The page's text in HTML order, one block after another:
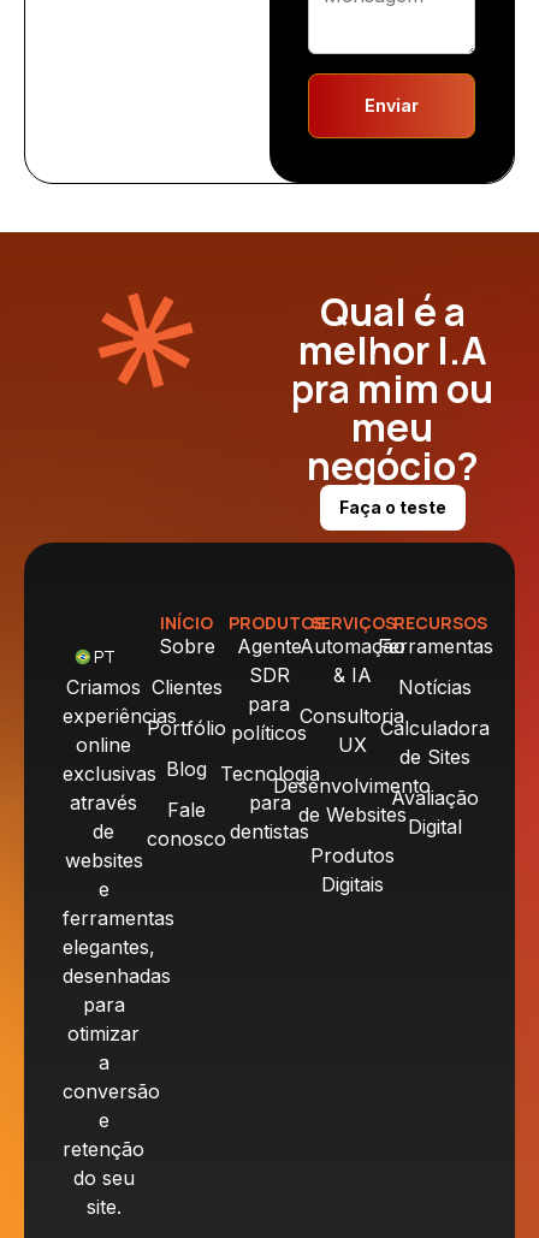
Enviar
Qual é a
melhor I.A
pra mim ou
meu
negócio?
Faça o teste
PT
Criamos
experiências
online
exclusivas
através
de
websites
e
ferramentas
elegantes,
desenhadas
para
otimizar
a
conversão
e
retenção
do seu
site.
INÍCIO
Sobre
Clientes
Portfólio
Blog
Fale
conosco
PRODUTOS
Agente
SDR
para
políticos
Tecnologia
para
dentistas
SERVIÇOS
Automação
& IA
Consultoria
UX
Desenvolvimento
de Websites
Produtos
Digitais
RECURSOS
Ferramentas
Notícias
Calculadora
de Sites
Avaliação
Digital